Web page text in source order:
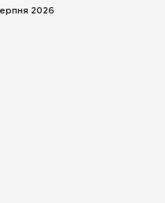
2026